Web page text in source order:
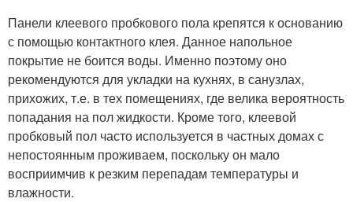
Панели клеевого пробкового пола крепятся к основанию
с помощью контактного клея. Данное напольное
покрытие не боится воды. Именно поэтому оно
рекомендуются для укладки на кухнях, в санузлах,
прихожих, т.е. в тех помещениях, где велика вероятность
попадания на пол жидкости. Кроме того, клеевой
пробковый пол часто используется в частных домах с
непостоянным проживаем, поскольку он мало
восприимчив к резким перепадам температуры и
влажности.